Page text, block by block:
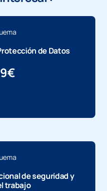
de Datos
€
de seguridad y
trabajo